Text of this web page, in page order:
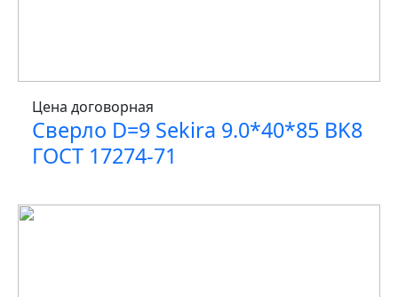
Цена договорная
Сверло D=9 Sekira 9.0*40*85 BK8
ГОСТ 17274-71